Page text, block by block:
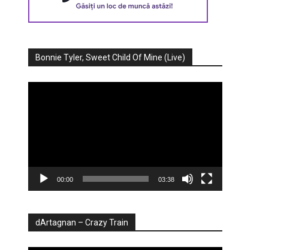
Bonnie Tyler, Sweet Child Of Mine (Live)
00:00 03:38
dArtagnan – Crazy Train